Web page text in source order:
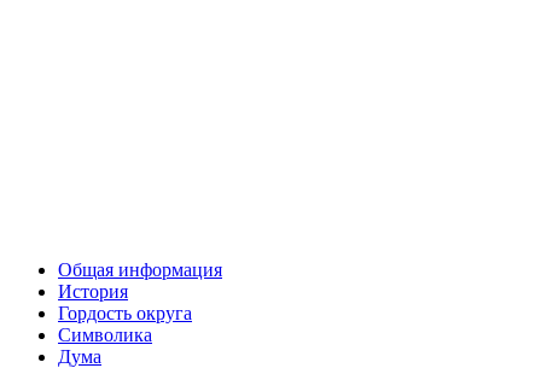
Общая информация
История
Гордость округа
Символика
Дума